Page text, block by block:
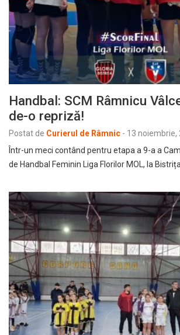
Handbal: SCM Râmnicu
de-o repriză!
Postat de Curierul de Râmnic - 13 noiembrie,
Într-un meci contând pentru etapa a 9-a a
de Handbal Feminin Liga Florilor MOL, la